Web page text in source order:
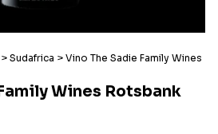
> Sudafrica > Vino The Sadie Family Wines
Wines Rotsbank